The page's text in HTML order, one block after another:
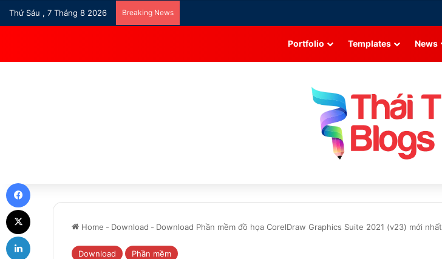
Thứ Sáu , 7 Tháng 8 2026 Breaking News
Portfolio Templates News
Home - Download - Download Phần mềm đồ họa CorelDraw Graphics Suite 2021 (v23) mới nhất
Download Phần mềm